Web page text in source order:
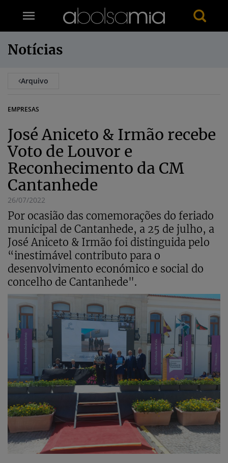
Notícias
Arquivo
EMPRESAS
José Aniceto & Irmão recebe
Voto de Louvor e
Reconhecimento da CM
Cantanhede
26/07/2022
Por ocasião das comemorações do feriado
municipal de Cantanhede, a 25 de julho, a
José Aniceto & Irmão foi distinguida pelo
“inestimável contributo para o
desenvolvimento económico e social do
concelho de Cantanhede".